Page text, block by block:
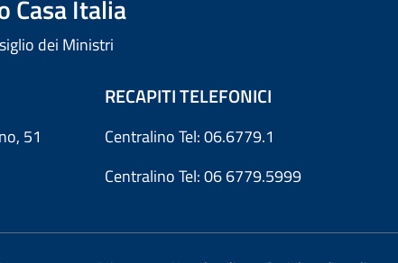
Casa Italia
dei Ministri
51
RECAPITI TELEFONICI
Centralino Tel: 06.6779.1
Centralino Tel: 06 6779.5999